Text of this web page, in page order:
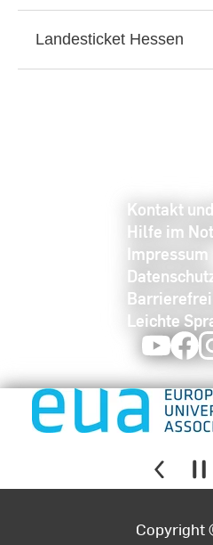
Landesticket Hessen
Kontakt
Hilfe im
Impressum
Leichte
Copyright